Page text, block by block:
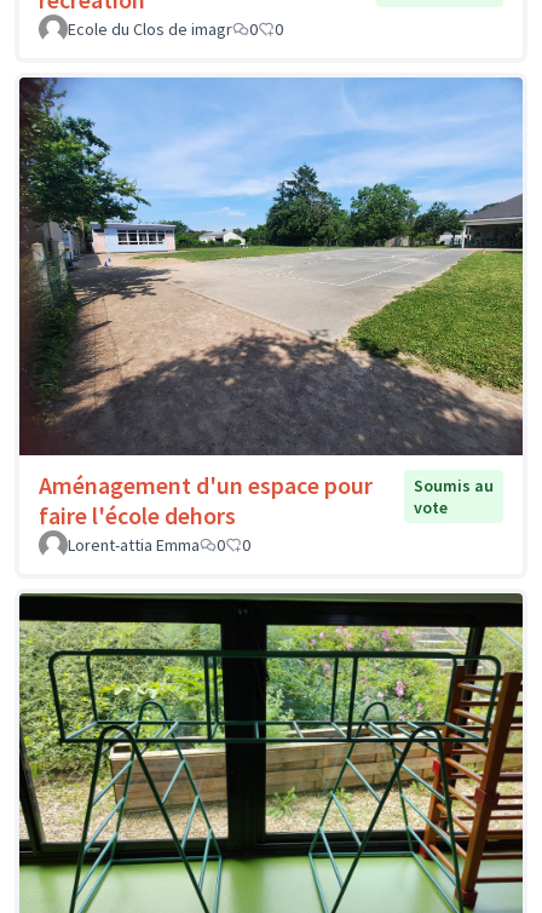
Ecole du Clos de imagr
0 0
Aménagement d'un espace pour
faire l'école dehors
Soumis au
vote
Lorent-attia Emma
0 0